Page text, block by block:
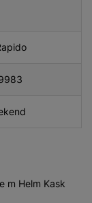
m Helm Kask